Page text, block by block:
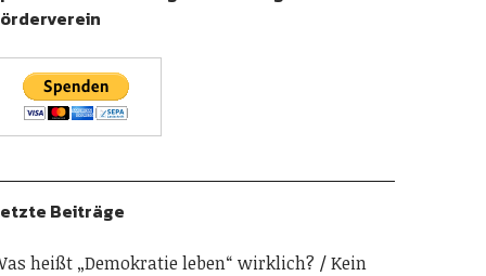
Beiträge
heißt „Demokratie leben“ wirklich?
Kein